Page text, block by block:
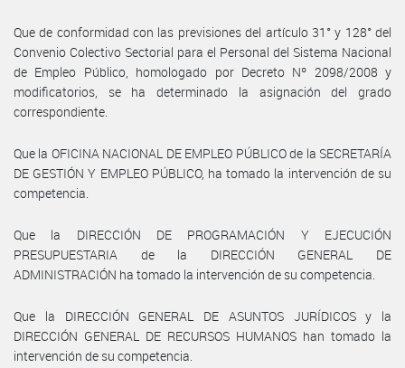
Que de conformidad con las previsiones del artículo 31° y 128° del
Convenio Colectivo Sectorial para el Personal del Sistema Nacional
de Empleo Público, homologado por Decreto Nº 2098/2008 y
modificatorios, se ha determinado la asignación del grado
correspondiente.
Que la OFICINA NACIONAL DE EMPLEO PÚBLICO de la SECRETARÍA
DE GESTIÓN Y EMPLEO PÚBLICO, ha tomado la intervención de su
competencia.
Que la DIRECCIÓN DE PROGRAMACIÓN Y EJECUCIÓN
PRESUPUESTARIA de la DIRECCIÓN GENERAL DE
ADMINISTRACIÓN ha tomado la intervención de su competencia.
Que la DIRECCIÓN GENERAL DE ASUNTOS JURÍDICOS y la
DIRECCIÓN GENERAL DE RECURSOS HUMANOS han tomado la
intervención de su competencia.